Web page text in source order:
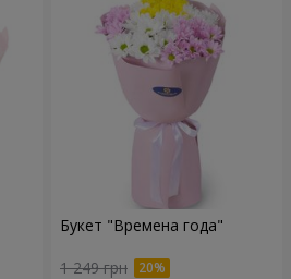
Букет "Времена года"
1 249 грн